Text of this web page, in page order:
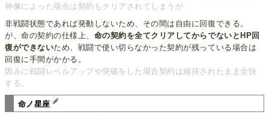
神像によった場合は契約もクリアされてしまうが
非戦闘状態であれば発動しないため、その間は自由に回復できる。
が、命の契約の仕様上、 命の契約を全てクリアしてからでないとHP回
復ができないため、戦闘で使い切らなかった契約が残っている場合は
回復に手間がかかる。
因みに戦闘レベルアップや突破をした場合契約は維持されたまま全快
する。
命ノ星座